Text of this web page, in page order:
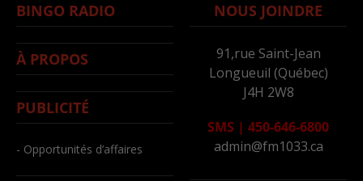
BINGO RADIO
À PROPOS
PUBLICITÉ
- Opportunités d’affaires
NOUS JOINDRE
91,rue Saint-Jean
Longueuil (Québec)
J4H 2W8
SMS | 450-646-6800
admin@fm1033.ca